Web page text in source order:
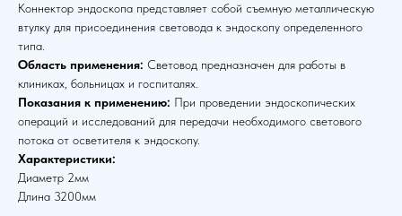
Коннектор эндоскопа представляет собой съемную металлическую
втулку для присоединения световода к эндоскопу определенного
типа.
Область применения: Световод предназначен для работы в
клиниках, больницах и госпиталях.
Показания к применению: При проведении эндоскопических
операций и исследований для передачи необходимого светового
потока от осветителя к эндоскопу.
Характеристики:
Диаметр 2мм
Длина 3200мм